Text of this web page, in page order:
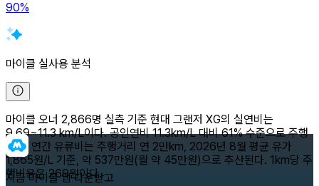
90%
마이클 실사용 분석
마이클 오너 2,866명 실측 기준 현대 그랜저 XG의 실연비는
9.69~11.3 km/L이다. 공인연비 11.3km/L 대비 61% 수준으로 주행
된다. 연간 유류비는 주행거리 연 2만km, 2026년 8월 평균 유가
1,865원/L 기준, 약 537만원(월 약 45만원)으로 추산된다. 1km당 주
행비용은 269원이다.
지금 마이클 앱 다운받고